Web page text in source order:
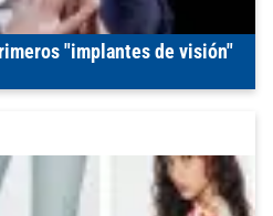
"implantes de visión"